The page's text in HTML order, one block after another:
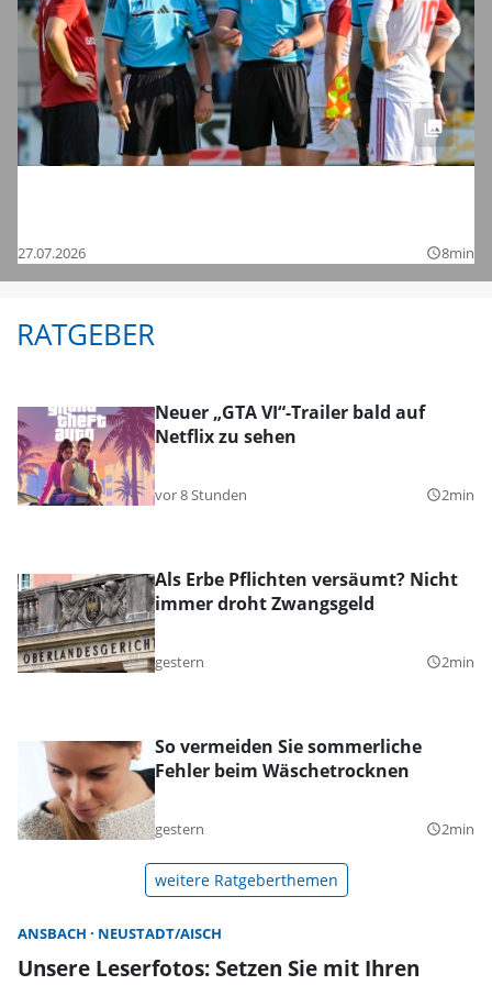
27.07.2026 query_builder8min
RATGEBER
Neuer „GTA VI“-Trailer bald auf
Netflix zu sehen
vor 8 Stunden query_builder2min
Als Erbe Pflichten versäumt? Nicht
immer droht Zwangsgeld
gestern query_builder2min
So vermeiden Sie sommerliche
Fehler beim Wäschetrocknen
gestern query_builder2min
weitere Ratgeberthemen
ANSBACH NEUSTADT/AISCH
Unsere Leserfotos: Setzen Sie mit Ihren